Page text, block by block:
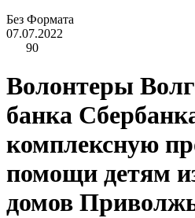
Без Формата
07.07.2022
90
Волонтеры
банка
комплексную
помощи детям
домов